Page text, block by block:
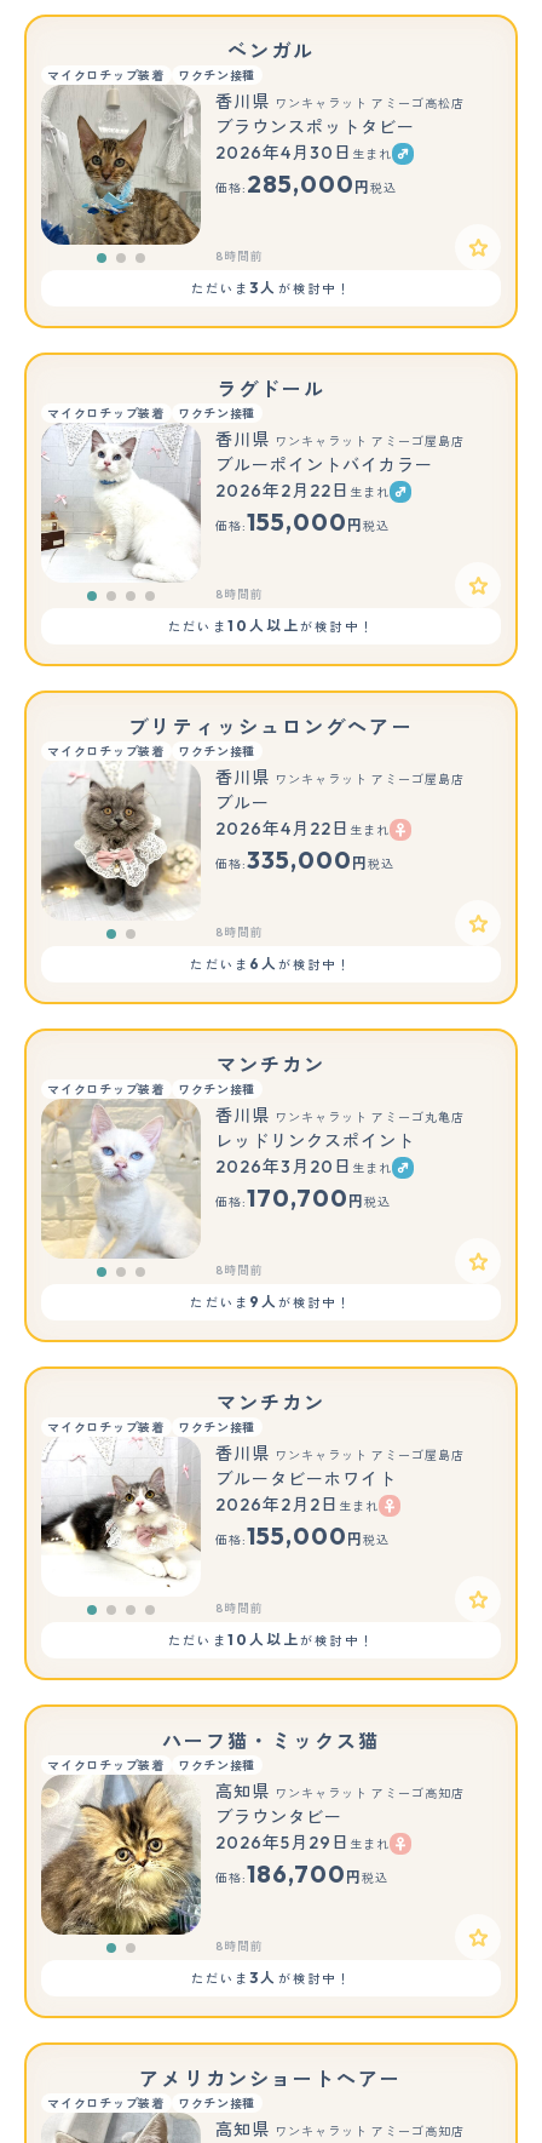
ベンガル
マイクロチップ装着 ワクチン接種
もっと見る
香川県 ワンキャラット アミーゴ高松店
ブラウンスポットタビー
2026年4月30日 生まれ
価格: 285,000 円 税込
8時間前
ただいま3人 が検討中！
ラグドール
マイクロチップ装着 ワクチン接種
香川県 ワンキャラット アミーゴ屋島店
ブルーポイントバイカラー
2026年2月22日 生まれ
価格:155,000 円 税込
8時間前
ただいま 10人以上が検討中！
ブリティッシュロングヘアー
マイクロチップ装着 ワクチン接種
もっと見る
香川県 ワンキャラット アミーゴ屋島店
ブルー
2026年4月22日 生まれ
価格:335,000 円 税込
8時間前
ただいま 6人が検討中！
マンチカン
マイクロチップ装着 ワクチン接種
もっと見る
香川県 ワンキャラット アミーゴ丸亀店
レッドリンクスポイント
2026年3月20日 生まれ
価格:170,700 円 税込
8時間前
ただいま 9人が検討中！
マンチカン
マイクロチップ装着 ワクチン接種
香川県 ワンキャラット アミーゴ屋島店
ブルータビーホワイト
2026年2月2日 生まれ
価格:155,000 円 税込
8時間前
ただいま 10人以上が検討中！
ハーフ猫・ミックス猫
マイクロチップ装着 ワクチン接種
もっと見る
高知県 ワンキャラット アミーゴ高知店
ブラウンタビー
2026年5月29日 生まれ
価格:186,700 円 税込
8時間前
ただいま3人 が検討中！
アメリカンショートヘアー
マイクロチップ装着 ワクチン接種
高知県 ワンキャラット アミーゴ高知店